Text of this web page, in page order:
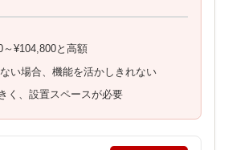
¥104,800と高額
い場合、機能を活かしきれない
く、設置スペースが必要